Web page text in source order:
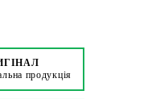
продукція